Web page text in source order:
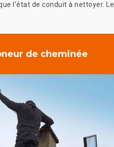
l’état de conduit à nettoyer. Le
de cheminée